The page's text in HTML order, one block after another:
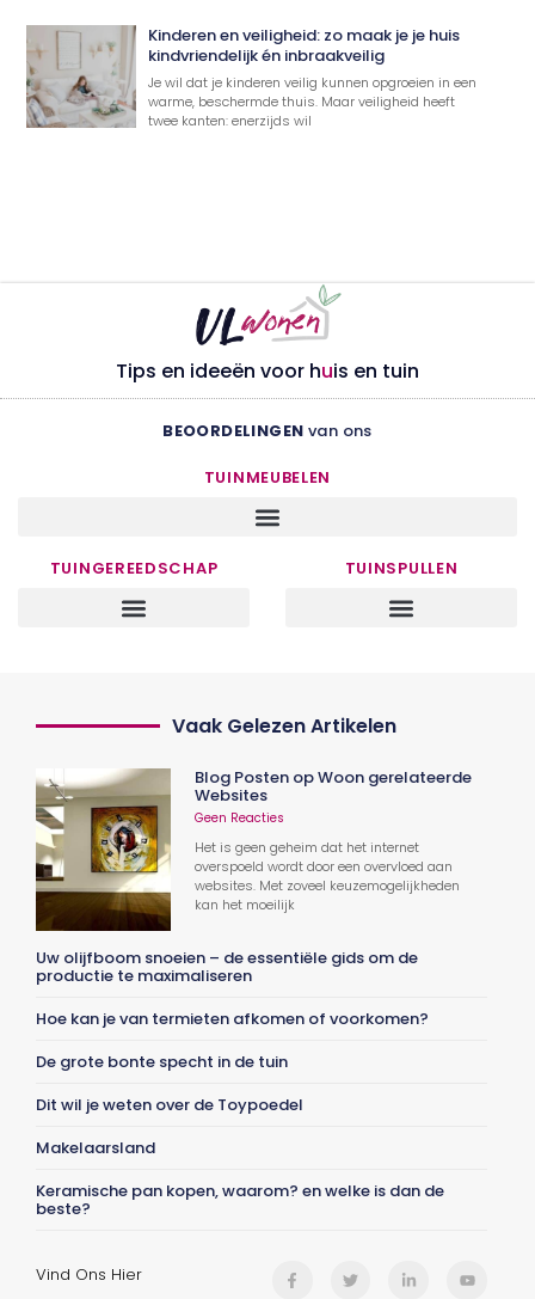
Kinderen en veiligheid: zo maak je je huis
kindvriendelijk én inbraakveilig
Je wil dat je kinderen veilig kunnen opgroeien in een
warme, beschermde thuis. Maar veiligheid heeft
twee kanten: enerzijds wil
Tips en ideeën voor huis en tuin
BEOORDELINGEN van ons
TUINMEUBELEN
TUINGEREEDSCHAP TUINSPULLEN
Vaak Gelezen Artikelen
Blog Posten op Woon gerelateerde
Websites
Geen Reacties
Het is geen geheim dat het internet
overspoeld wordt door een overvloed aan
websites. Met zoveel keuzemogelijkheden
kan het moeilijk
Uw olijfboom snoeien – de essentiële gids om de
productie te maximaliseren
Hoe kan je van termieten afkomen of voorkomen?
De grote bonte specht in de tuin
Dit wil je weten over de Toypoedel
Makelaarsland
Keramische pan kopen, waarom? en welke is dan de
beste?
Vind Ons Hier